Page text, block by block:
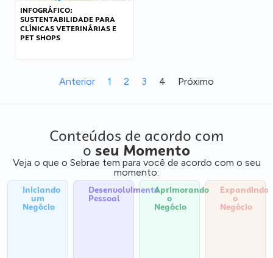
INFOGRÁFICO:
SUSTENTABILIDADE PARA
CLÍNICAS VETERINÁRIAS E
PET SHOPS
Anterior 1 2 3 4 Próximo
Conteúdos de acordo com
o seu Momento
Veja o que o Sebrae tem para você de acordo com o seu
momento:
Iniciando
um
Negócio
Desenvolvimento
Pessoal
Aprimorando
o
Negócio
Expandindo
o
Negócio